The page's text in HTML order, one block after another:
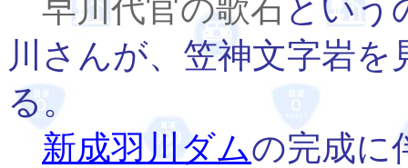
早川代官の歌石という
川さんが、笠神文字岩
る。
新成羽川ダムの完成に